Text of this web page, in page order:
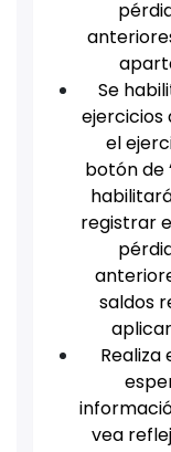
Se
ejercicios
el
botón de
registrar
saldos
vea